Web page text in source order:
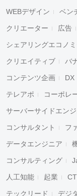
WEBデザイン ベン
クリエーター 広告
シェアリングエコノ
クリエイティブ バ
コンテンツ企画 DX
テレアポ コーポレ
サーバーサイドエン
コンサルタント フ
データエンジニア
コンサルティング
人工知能 起業
テックリード デジ